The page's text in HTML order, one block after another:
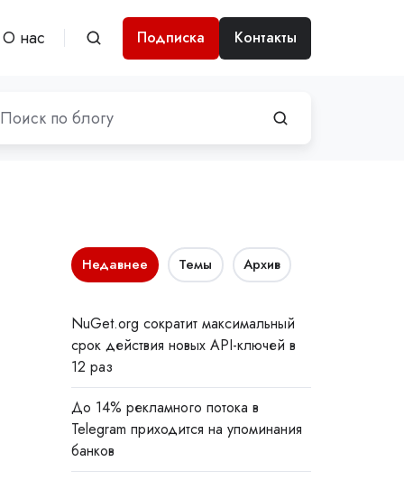
О нас Подписка Контакты
Недавнее Темы Архив
NuGet.org сократит максимальный
срок действия новых API-ключей в
12 раз
До 14% рекламного потока в
Telegram приходится на упоминания
банков